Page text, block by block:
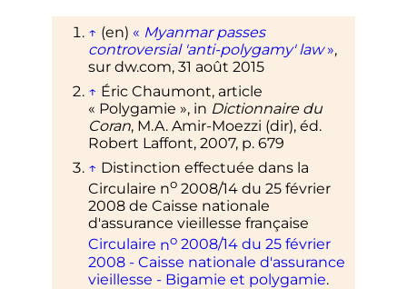
↑ (en) « Myanmar passes
controversial 'anti-polygamy' law »,
sur dw.com, 31 août 2015
↑ Éric Chaumont, article
« Polygamie », in Dictionnaire du
Coran, M.A. Amir-Moezzi (dir), éd.
Robert Laffont, 2007, p. 679
↑ Distinction effectuée dans la
Circulaire no 2008/14du 25 février
2008 de Caisse nationale
d'assurance vieillesse française
Circulaire no 2008/14du 25 février
2008 - Caisse nationale d'assurance
vieillesse - Bigamie et polygamie.